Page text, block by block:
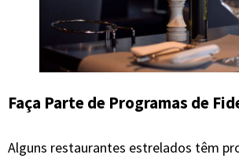
Faça Parte de Programas de
Alguns restaurantes estrelados têm